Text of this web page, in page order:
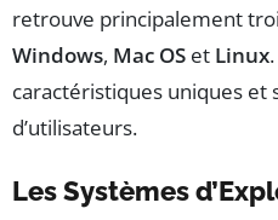
retrouve principalement
Windows, Mac OS et Linux
caractéristiques uniques et
d’utilisateurs.
Les Systèmes